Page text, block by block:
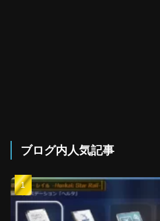
ブログ内人気記事